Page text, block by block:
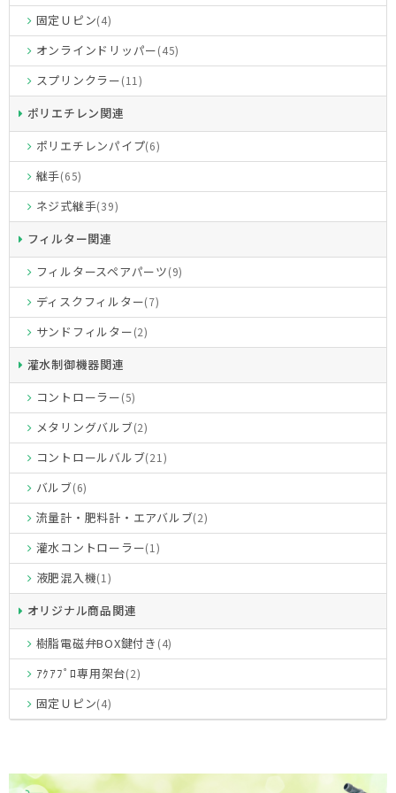
固定Ｕピン(4)
オンラインドリッパー(45)
スプリンクラー(11)
ポリエチレン関連
ポリエチレンパイプ(6)
継手(65)
ネジ式継手(39)
フィルター関連
フィルタースペアパーツ(9)
ディスクフィルター(7)
サンドフィルター(2)
灌水制御機器関連
コントローラー(5)
メタリングバルブ(2)
コントロールバルブ(21)
バルブ(6)
流量計・肥料計・エアバルブ(2)
灌水コントローラー(1)
液肥混入機(1)
オリジナル商品関連
樹脂電磁弁BOX鍵付き (4)
ｱｸｱﾌﾟﾛ専用架台(2)
固定Ｕピン(4)